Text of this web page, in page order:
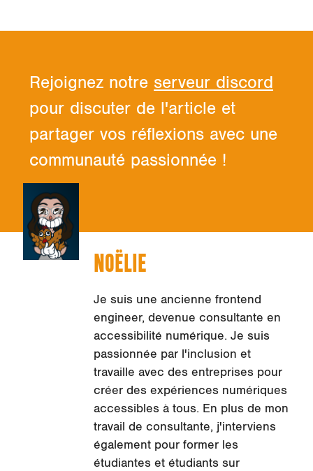
Rejoignez notre serveur discord
pour discuter de l'article et
partager vos réflexions avec une
communauté passionnée !
NOËLIE
Je suis une ancienne frontend
engineer, devenue consultante en
accessibilité numérique. Je suis
passionnée par l'inclusion et
travaille avec des entreprises pour
créer des expériences numériques
accessibles à tous. En plus de mon
travail de consultante, j'interviens
également pour former les
étudiantes et étudiants sur